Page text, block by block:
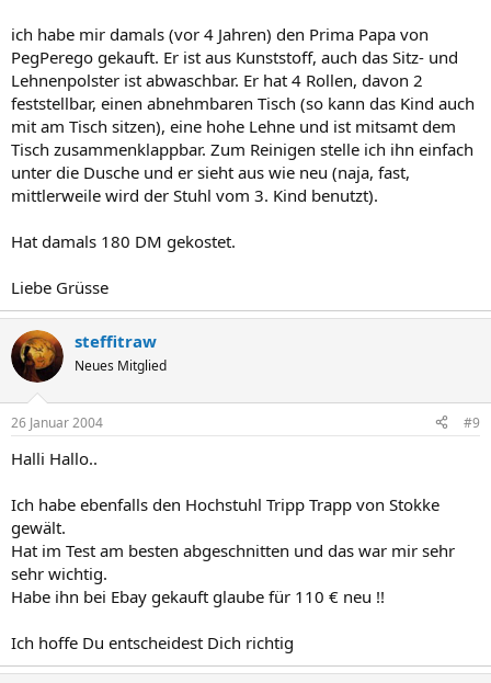
ich habe mir damals (vor 4 Jahren) den Prima Papa von
PegPerego gekauft. Er ist aus Kunststoff, auch das Sitz- und
Lehnenpolster ist abwaschbar. Er hat 4 Rollen, davon 2
feststellbar, einen abnehmbaren Tisch (so kann das Kind auch
mit am Tisch sitzen), eine hohe Lehne und ist mitsamt dem
Tisch zusammenklappbar. Zum Reinigen stelle ich ihn einfach
unter die Dusche und er sieht aus wie neu (naja, fast,
mittlerweile wird der Stuhl vom 3. Kind benutzt).
Hat damals 180 DM gekostet.
Liebe Grüsse
steffitraw
Neues Mitglied
26 Januar 2004 #9
Halli Hallo..
Ich habe ebenfalls den Hochstuhl Tripp Trapp von Stokke
gewält.
Hat im Test am besten abgeschnitten und das war mir sehr
sehr wichtig.
Habe ihn bei Ebay gekauft glaube für 110 € neu !!
Ich hoffe Du entscheidest Dich richtig